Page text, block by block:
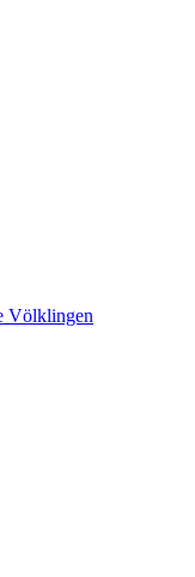
Völklingen